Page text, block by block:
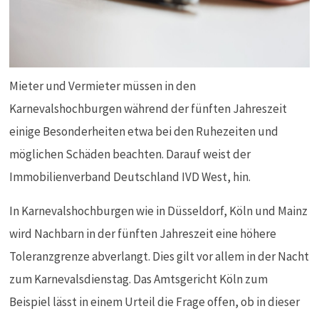
Mieter und Vermieter müssen in den
Karnevalshochburgen während der fünften Jahreszeit
einige Besonderheiten etwa bei den Ruhezeiten und
möglichen Schäden beachten. Darauf weist der
Immobilienverband Deutschland IVD West, hin.
In Karnevalshochburgen wie in Düsseldorf, Köln und Mainz
wird Nachbarn in der fünften Jahreszeit eine höhere
Toleranzgrenze abverlangt. Dies gilt vor allem in der Nacht
zum Karnevalsdienstag. Das Amtsgericht Köln zum
Beispiel lässt in einem Urteil die Frage offen, ob in dieser